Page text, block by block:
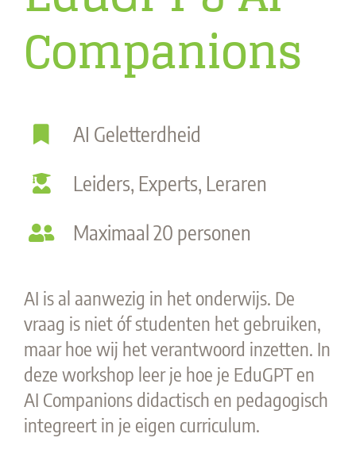
Companions
AI Geletterdheid
Leiders, Experts, Leraren
Maximaal 20 personen
AI is al aanwezig in het onderwijs. De
vraag is niet óf studenten het gebruiken,
maar hoe wij het verantwoord inzetten. In
deze workshop leer je hoe je EduGPT en
AI Companions didactisch en pedagogisch
integreert in je eigen curriculum.